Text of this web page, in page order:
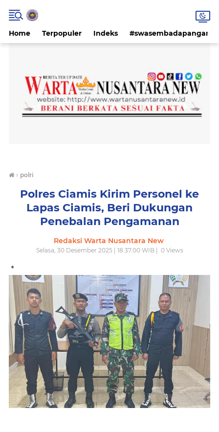
Home Terpopuler Indeks #swasembadapangan
› polri
Polres Ciamis Kirim Personel ke
Lapas Ciamis, Beri Dukungan
Penebalan Pengamanan
Redaksi Warta Nusantara New
Selasa, 30 Desember 2025 | 18.37.00 WIB | 0Views
*